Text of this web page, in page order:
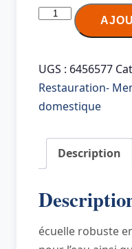
quantité
&
Breker
Kit
TARO,
gris
UGS : 6456577
Restauration-
domestique
Description
écuelle robuste